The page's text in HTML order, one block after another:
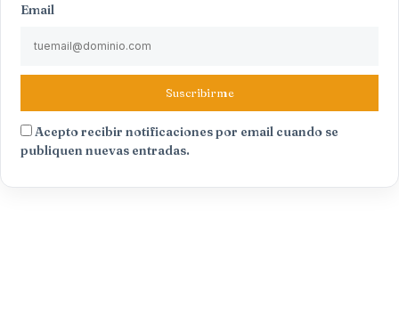
Email
Suscribirme
Acepto recibir notificaciones por email cuando se
publiquen nuevas entradas.